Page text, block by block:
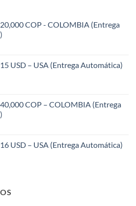
COP - COLOMBIA (Entrega
USD – USA (Entrega Automática)
COP – COLOMBIA (Entrega
USD – USA (Entrega Automática)